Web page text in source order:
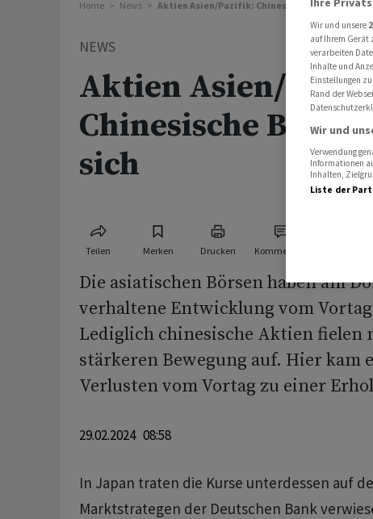
Home News Aktien Asien/Pazifik: Chinesische Börsen
NEWS
Aktien Asien/
Chinesische
sich
Teilen Merken Drucken Kommentare
Die asiatischen Börsen haben am
verhaltene Entwicklung vom
Lediglich chinesische Aktien fielen
stärkeren Bewegung auf. Hier kam
Verlusten vom Vortag zu einer
29.02.2024 08:58
In Japan traten die Kurse unterdessen auf
Marktstrategen der Deutschen Bank
Wir und unsere
auf Ihrem Gerät
verarbeiten
Inhalte und
Einstellungen
Rand der
Wir und
Verwendung
Informationen
Inhalten,
Liste der